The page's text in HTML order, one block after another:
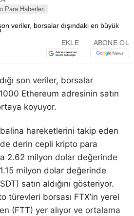
Para Haberleri
EKLE ABONE OL
son veriler, borsalar
Ethereum adresinin satın
koyuyor.
hareketlerini takip eden
derin cepli kripto para
2.62 milyon dolar değerinde
milyon dolar değerinde
satın aldığını gösteriyor.
türevleri borsası FTX’in yerel
(FTT) yer alıyor ve ortalama